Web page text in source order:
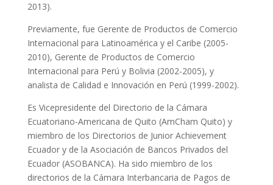
2013).
Previamente, fue Gerente de Productos de Comercio
Internacional para Latinoamérica y el Caribe (2005-
2010), Gerente de Productos de Comercio
Internacional para Perú y Bolivia (2002-2005), y
analista de Calidad e Innovación en Perú (1999-2002).
Es Vicepresidente del Directorio de la Cámara
Ecuatoriano-Americana de Quito (AmCham Quito) y
miembro de los Directorios de Junior Achievement
Ecuador y de la Asociación de Bancos Privados del
Ecuador (ASOBANCA). Ha sido miembro de los
directorios de la Cámara Interbancaria de Pagos de